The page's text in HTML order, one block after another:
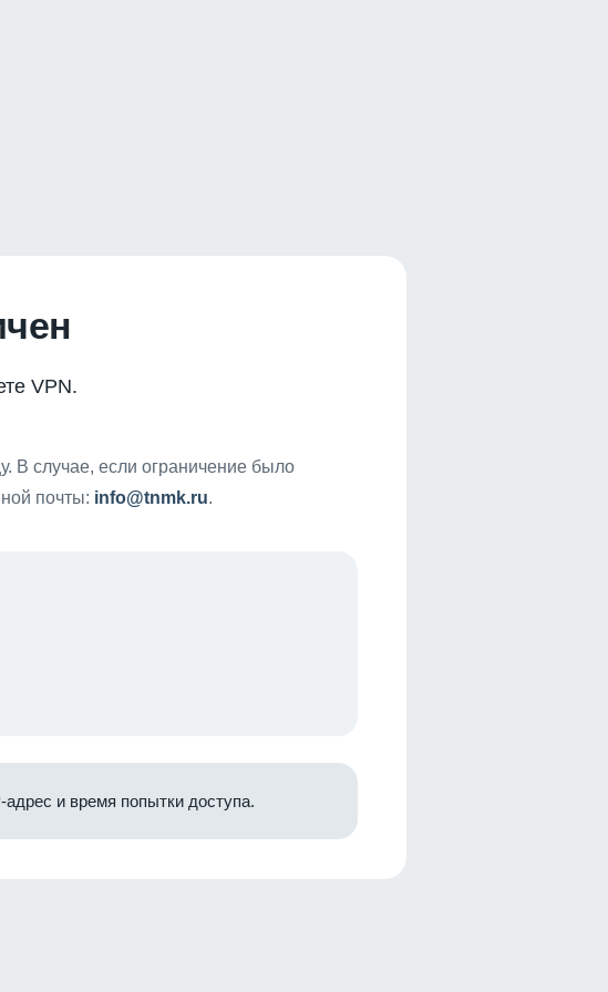
VPN.
В случае, если ограничение было
почты: info@tnmk.ru.
и время попытки доступа.